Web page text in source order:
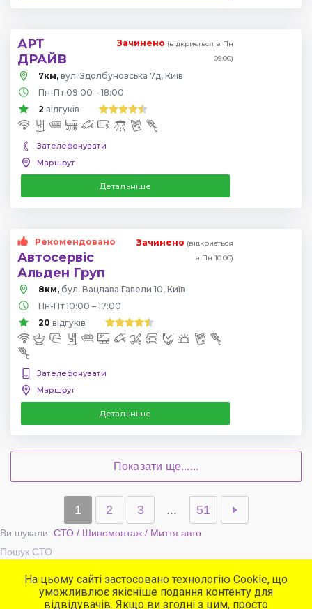
АРТ
ДРАЙВ
Зачинено (відкриється в Пн
09:00)
7км, вул. Здолбуновська 7д, Київ
Пн-Пт 09:00 – 18:00
2 відгуків
Зателефонувати
Маршрут
Детальніше
Рекомендовано
Автосервіс
Альден Груп
Зачинено (відкриється
в Пн 10:00)
8км, бул. Вацлава Гавели 10, Київ
Пн-Пт 10:00 – 17:00
20 відгуків
Зателефонувати
Маршрут
Детальніше
Показати ще......
1 2 3 ... 51
Ви шукали: СТО / Шиномонтаж / Миття авто
Пошук СТО
Популярні сервіси
СТО
На цьому сайті застосовано технологію Cookie, що
уможливлює якісніше подання контенту для
відвідувачів. Якщо ви згодні з цим, просто